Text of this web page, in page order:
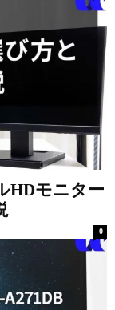
HDモニター
0